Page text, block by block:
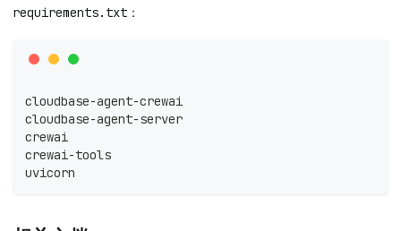
requirements.txt：
cloudbase-agent-crewai
cloudbase-agent-server
crewai
crewai-tools
uvicorn